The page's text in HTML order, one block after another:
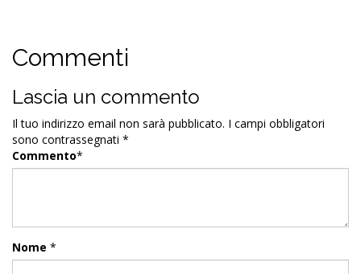
Commenti
Lascia un commento
Il tuo indirizzo email non sarà pubblicato. I campi obbligatori
sono contrassegnati *
Commento*
Nome *